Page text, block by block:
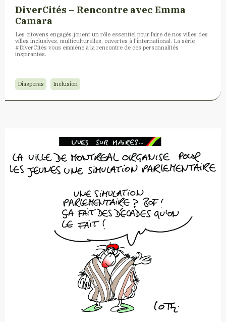
DiverCités – Rencontre avec Emma
Camara
Les citoyens engagés jouent un rôle essentiel pour faire de nos villes des
villes inclusives, multiculturelles, ouvertes à l’international. La série
#DiverCités vous emmène à la rencontre de ces personnalités
inspirantes.
Diasporas Inclusion